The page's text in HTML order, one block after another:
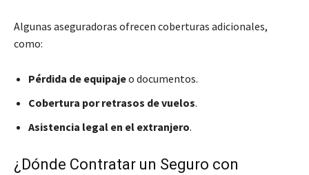
Algunas aseguradoras ofrecen coberturas adicionales,
como:
Pérdida de equipajeo documentos.
Cobertura por retrasos de vuelos.
Asistencia legal en el extranjero.
¿Dónde Contratar un Seguro con